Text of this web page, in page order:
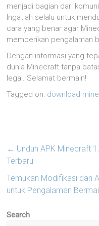
menjadi bagian dari
Ingatlah selalu untuk
cara yang benar agar
memberikan pengalaman
Dengan informasi yang
dunia Minecraft tanpa
legal. Selamat bermain!
Tagged on: download
← Unduh APK Minecraft
Terbaru
Temukan Modifikasi dan
untuk Pengalaman
Search